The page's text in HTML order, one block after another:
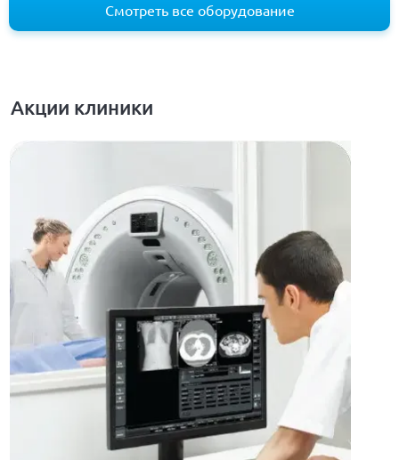
Смотреть все оборудование
Акции клиники